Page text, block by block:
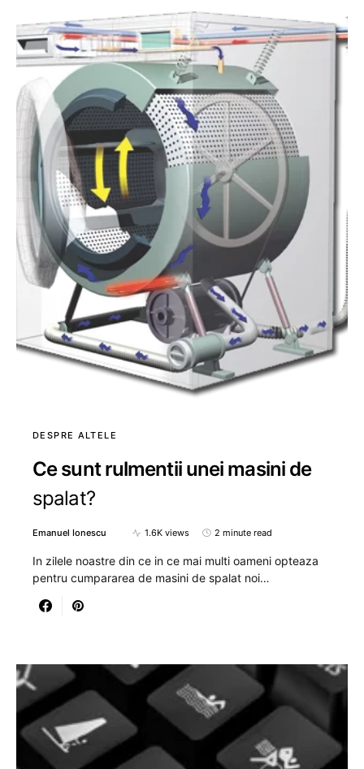
DESPRE ALTELE
Ce sunt rulmentii unei masini de
spalat?
Emanuel Ionescu 1.6K views 2 minute read
In zilele noastre din ce in ce mai multi oameni opteaza
pentru cumpararea de masini de spalat noi…